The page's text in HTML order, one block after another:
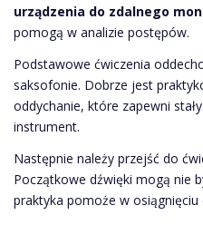
urządzenia do zdalnego
pomogą w analizie postępów.
Podstawowe ćwiczenia
saksofonie. Dobrze jest
oddychanie, które zapewni
instrument.
Następnie należy przejść do
Początkowe dźwięki mogą nie
praktyka pomoże w osiągnięciu